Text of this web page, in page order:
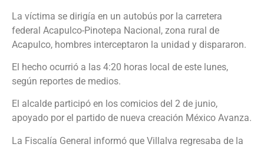
La víctima se dirigía en un autobús por la carretera
federal Acapulco-Pinotepa Nacional, zona rural de
Acapulco, hombres interceptaron la unidad y dispararon.
El hecho ocurrió a las 4:20 horas local de este lunes,
según reportes de medios.
El alcalde participó en los comicios del 2 de junio,
apoyado por el partido de nueva creación México Avanza.
La Fiscalía General informó que Villalva regresaba de la